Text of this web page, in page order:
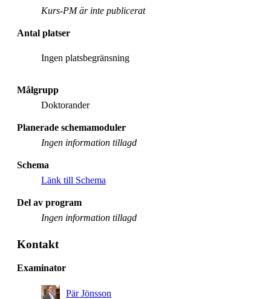
Kurs-PM är inte publicerat
Antal platser
Ingen platsbegränsning
Målgrupp
Doktorander
Planerade schemamoduler
Ingen information tillagd
Schema
Länk till Schema
Del av program
Ingen information tillagd
Kontakt
Examinator
Pär Jönsson